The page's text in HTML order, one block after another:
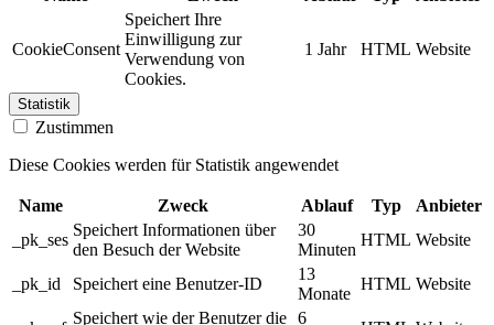
CookieConsent
Speichert Ihre
Einwilligung zur
Verwendung von
Cookies.
1 Jahr HTML Website
Statistik
Zustimmen
Diese Cookies werden für Statistik angewendet
Name Zweck Ablauf Typ
Anbieter
_pk_ses
Speichert Informationen über
den Besuch der Website
30
Minuten
HTML Website
_pk_id Speichert eine Benutzer-ID
13
Monate
HTML Website
Speichert wie der Benutzer die 6